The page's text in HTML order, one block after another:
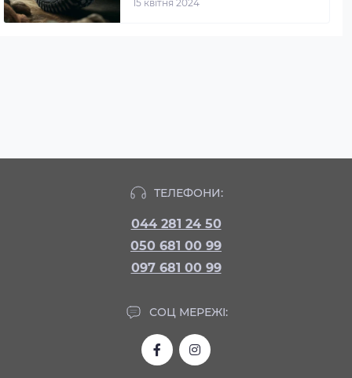
15 квітня 2024
ТЕЛЕФОНИ:
044 281 24 50
050 681 00 99
097 681 00 99
СОЦ МЕРЕЖІ: